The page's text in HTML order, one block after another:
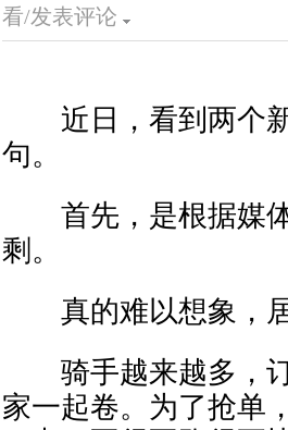
看/发表评论
近日，看到两个新
句。
首先，是根据媒体
剩。
真的难以想象，居
骑手越来越多，订
家一起卷。为了抢单